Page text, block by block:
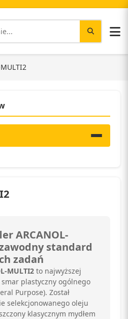
ARCANOL-
standard
zadań
MULTI2 to najwyższej
plastyczny ogólnego
Purpose). Został
selekcjonowanego oleju
klasycznym mydłem